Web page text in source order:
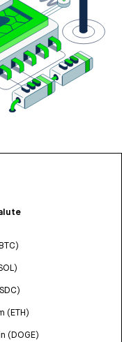
(ETH)
(DOGE)